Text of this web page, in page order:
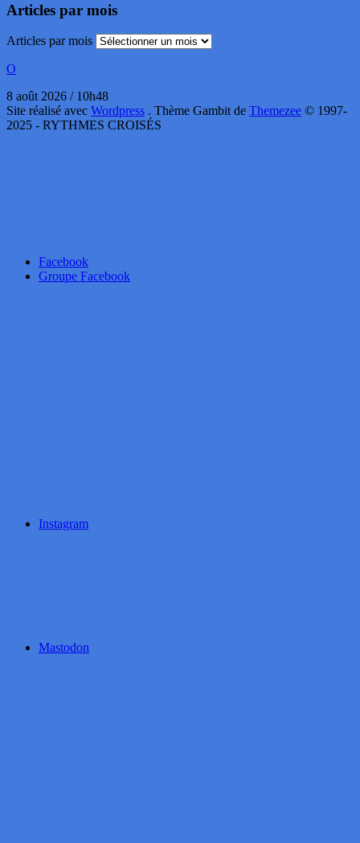
Articles par mois
Articles par mois
O
8 août 2026 / 10h48
Site réalisé avec Wordpress . Thème Gambit de Themezee © 1997-
2025 - RYTHMES CROISÉS
Facebook
Groupe Facebook
Instagram
Mastodon